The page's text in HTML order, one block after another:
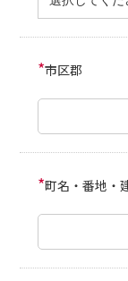
*市区郡
*町名・番地・